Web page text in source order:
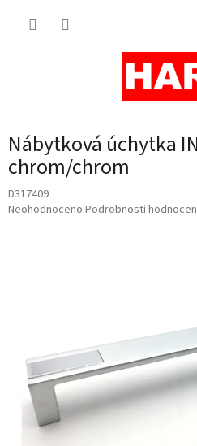
Nábytková úchytka
chrom/chrom
D317409
Průměrné
Neohodnoceno Podrobnosti